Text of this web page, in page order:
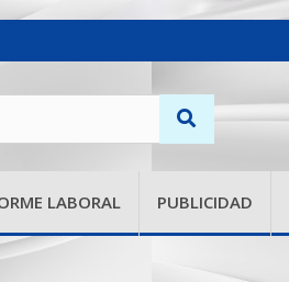
LABORAL PUBLICIDAD